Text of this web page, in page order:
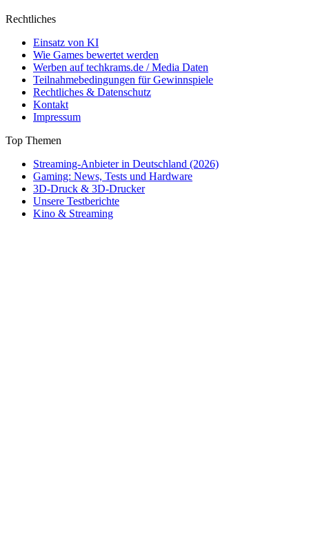
Rechtliches
Einsatz von KI
Wie Games bewertet werden
Werben auf techkrams.de / Media Daten
Teilnahmebedingungen für Gewinnspiele
Rechtliches & Datenschutz
Kontakt
Impressum
Top Themen
Streaming-Anbieter in Deutschland (2026)
Gaming: News, Tests und Hardware
3D-Druck & 3D-Drucker
Unsere Testberichte
Kino & Streaming